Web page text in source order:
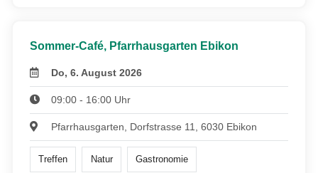
Sommer-Café, Pfarrhausgarten Ebikon
Do, 6. August 2026
09:00 - 16:00 Uhr
Pfarrhausgarten, Dorfstrasse 11, 6030 Ebikon
Treffen Natur Gastronomie